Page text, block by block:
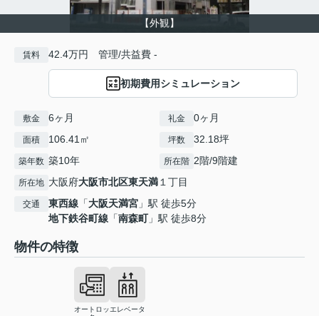
【外観】
賃料 42.4万円 管理/共益費 -
初期費用シミュレーション
敷金 6ヶ月 礼金 0ヶ月
面積 106.41㎡ 坪数 32.18坪
築年数 築10年 所在階 2階/9階建
所在地 大阪府大阪市北区東天満１丁目
交通 東西線 「大阪天満宮 」駅 徒歩5分
地下鉄谷町線 「南森町」駅 徒歩8分
物件の特徴
オートロッエレベータ